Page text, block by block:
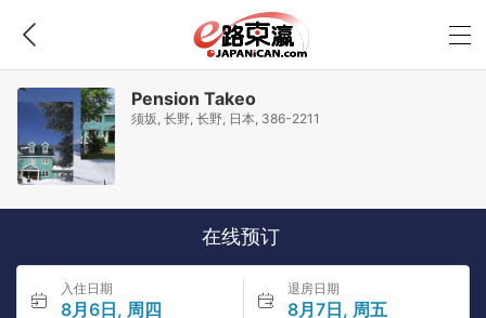
Pension Takeo
须坂, 长野, 长野, 日本, 386-2211
在线预订
入住日期
8月6日, 周四
退房日期
8月7日, 周五